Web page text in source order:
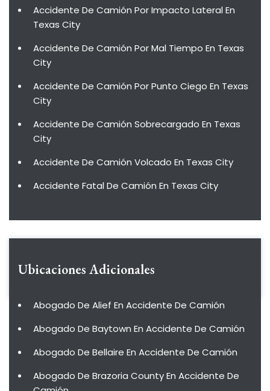
Accidente De Camión Por Impacto Lateral En
Texas City
Accidente De Camión Por Mal Tiempo En Texas
City
Accidente De Camión Por Punto Ciego En Texas
City
Accidente De Camión Sobrecargado En Texas
City
Accidente De Camión Volcado En Texas City
Accidente Fatal De Camión En Texas City
Ubicaciones Adicionales
Abogado De Alief En Accidente De Camión
Abogado De Baytown En Accidente De Camión
Abogado De Bellaire En Accidente De Camión
Abogado De Brazoria County En Accidente De